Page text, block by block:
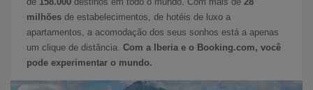
milhões de estabelecimentos, de hotéis de luxo a
apartamentos, a acomodação dos seus sonhos está a apenas
um clique de distância. Com a Iberia e o Booking.com, você
pode experimentar o mundo.